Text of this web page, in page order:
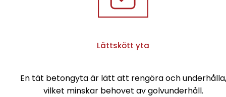
Lättskött yta
En tät betongyta är lätt att rengöra och underhålla,
vilket minskar behovet av golvunderhåll.